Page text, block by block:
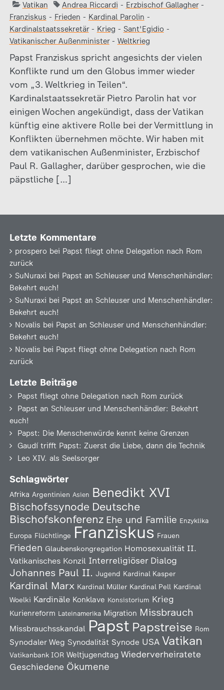
Vatikan
Andrea Riccardi - Erzbischof Gallagher-
Franziskus - Frieden - Kardinal Parolin -
Kardinalstaatssekretär- Krieg - Sant'Egidio -
Vatikanischer Außenminister- Weltkrieg
Papst Franziskus spricht angesichts der vielen
Konflikte rund um den Globus immer wieder
vom „3. Weltkrieg in Teilen“.
Kardinalstaatssekretär Pietro Parolin hat vor
einigen Wochen angekündigt, dass der Vatikan
künftig eine aktivere Rolle bei der Vermittlung in
Konflikten übernehmen möchte. Wir haben mit
dem vatikanischen Außenminister, Erzbischof
Paul R. Gallagher, darüber gesprochen, wie die
päpstliche […]
Letzte Kommentare
prospero bei Papst fliegt ohne Delegation nach Rom
zurück
SuNuraxi bei Papst an Schleuser und Menschenhändler:
Bekehrt euch!
SuNuraxi bei Papst an Schleuser und Menschenhändler:
Bekehrt euch!
Novalis bei Papst an Schleuser und Menschenhändler:
Bekehrt euch!
Novalis bei Papst fliegt ohne Delegation nach Rom
zurück
Letzte Beiträge
Papst fliegt ohne Delegation nach Rom zurück
Papst an Schleuser und Menschenhändler: Bekehrt
euch!
Papst: Die Menschenwürde kennt keine Grenzen
Gaudí trifft Papst: Zuerst die Liebe, dann die Technik
Leo XIV. als Seelsorger
Schlagwörter
Afrika Argentinien Asien Benedikt XVI
Bischofssynode Deutsche
Bischofskonferenz Ehe und Familie Enzyklika
Europa Flüchtlinge Franziskus Frauen
Frieden Glaubenskongregation Homosexualität II.
Vatikanisches Konzil Interreligiöser Dialog
Johannes Paul II. Jugend Kardinal Kasper
Kardinal Marx Kardinal Müller Kardinal Pell Kardinal
Woelki Kardinäle Konklave Konsistorium Krieg
Kurienreform Lateinamerika Migration Missbrauch
Missbrauchsskandal Papst Papstreise Rom
Synodaler Weg Synodalität Synode USA Vatikan
Vatikanbank IOR Weltjugendtag Wiederverheiratete
Geschiedene Ökumene